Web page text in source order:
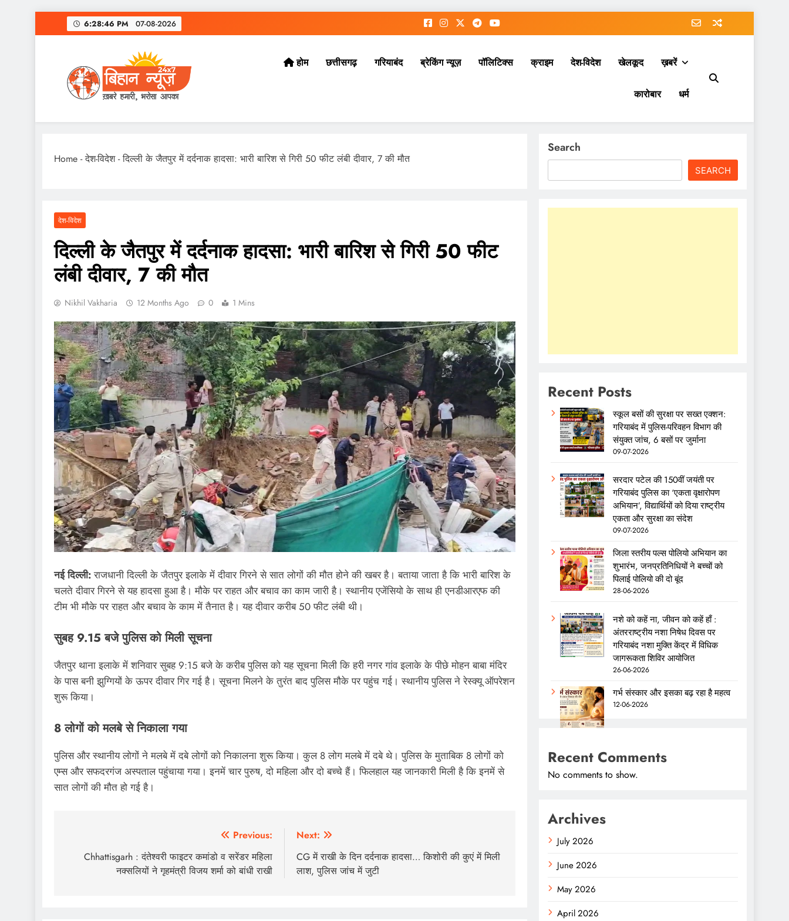
to
6:28:47 PM 07-08-2026
होम छत्तीसगढ़ गरियाबंद ब्रेकिंग न्यूज़ पॉलिटिक्स क्राइम देश-विदेश खेलकूद ख़बरें
कारोबार धर्म
Home -देश-विदेश-दिल्ली के जैतपुर में दर्दनाक हादसा: भारी बारिश से गिरी 50 फीट लंबी दीवार, 7 की मौत
देश-विदेश
दिल्ली के जैतपुर में दर्दनाक हादसा: भारी बारिश से गिरी 50 फीट
लंबी दीवार, 7 की मौत
Nikhil Vakharia 12 Months Ago 0 1 Mins
नई दिल्ली:राजधानी दिल्ली के जैतपुर इलाके में दीवार गिरने से सात लोगों की मौत होने की खबर है। बताया जाता है कि भारी बारिश के
चलते दीवार गिरने से यह हादसा हुआ है। मौके पर राहत और बचाव का काम जारी है। स्थानीय एजेंसियो के साथ ही एनडीआरएफ की
टीम भी मौके पर राहत और बचाव के काम में तैनात है। यह दीवार करीब 50 फीट लंबी थी।
सुबह 9.15 बजे पुलिस को मिली सूचना
जैतपुर थाना इलाके में शनिवार सुबह 9:15 बजे के करीब पुलिस को यह सूचना मिली कि हरी नगर गांव इलाके के पीछे मोहन बाबा मंदिर
के पास बनी झुग्गियों के ऊपर दीवार गिर गई है। सूचना मिलने के तुरंत बाद पुलिस मौके पर पहुंच गई। स्थानीय पुलिस ने रेस्क्यू ऑपरेशन
शुरू किया।
8 लोगों को मलबे से निकाला गया
पुलिस और स्थानीय लोगों ने मलबे में दबे लोगों को निकालना शुरू किया। कुल 8 लोग मलबे में दबे थे। पुलिस के मुताबिक 8 लोगों को
एम्स और सफदरगंज अस्पताल पहुंचाया गया। इनमें चार पुरुष, दो महिला और दो बच्चे हैं। फिलहाल यह जानकारी मिली है कि इनमें से
सात लोगों की मौत हो गई है।
navigation
Previous:
Chhattisgarh : दंतेश्वरी फाइटर कमांडो व सरेंडर महिला
नक्सलियों ने गृहमंत्री विजय शर्मा को बांधी राखी
Next:
CG में राखी के दिन दर्दनाक हादसा… किशोरी की कुएं में मिली
लाश, पुलिस जांच में जुटी
Search
SEARCH
Recent Posts
स्कूल बसों की सुरक्षा पर सख्त एक्शन:
गरियाबंद में पुलिस-परिवहन विभाग की
संयुक्त जांच, 6 बसों पर जुर्माना
09-07-2026
सरदार पटेल की 150वीं जयंती पर
गरियाबंद पुलिस का ‘एकता वृक्षारोपण
अभियान’, विद्यार्थियों को दिया राष्ट्रीय
एकता और सुरक्षा का संदेश
09-07-2026
जिला स्तरीय पल्स पोलियो अभियान का
शुभारंभ, जनप्रतिनिधियों ने बच्चों को
पिलाई पोलियो की दो बूंद
28-06-2026
नशे को कहें ना, जीवन को कहें हाँ :
अंतरराष्ट्रीय नशा निषेध दिवस पर
गरियाबंद नशा मुक्ति केंद्र में विधिक
जागरूकता शिविर आयोजित
26-06-2026
गर्भ संस्कार और इसका बढ़ रहा है महत्व
12-06-2026
Recent Comments
No comments to show.
Archives
July 2026
June 2026
May 2026
April 2026